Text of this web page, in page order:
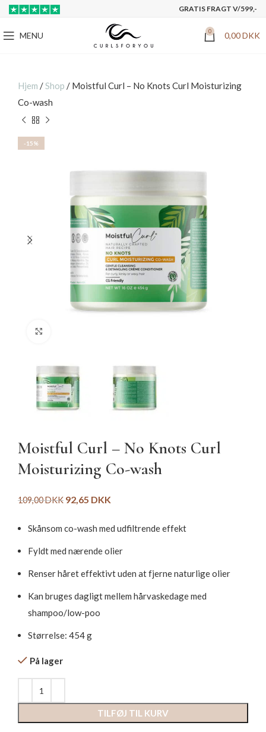
GRATIS FRAGT V/599,-
MENU 0 0,00DKK
Hjem /Shop / Moistful Curl – No Knots Curl Moisturizing
Co-wash
-15%
Moistful Curl – No Knots Curl
Moisturizing Co-wash
109,00DKK 92,65 DKK
Skånsom co-wash med udfiltrende effekt
Fyldt med nærende olier
Renser håret effektivt uden at fjerne naturlige olier
Kan bruges dagligt mellem hårvaskedage med
shampoo/low-poo
Størrelse: 454 g
På lager
TILFØJ TIL KURV